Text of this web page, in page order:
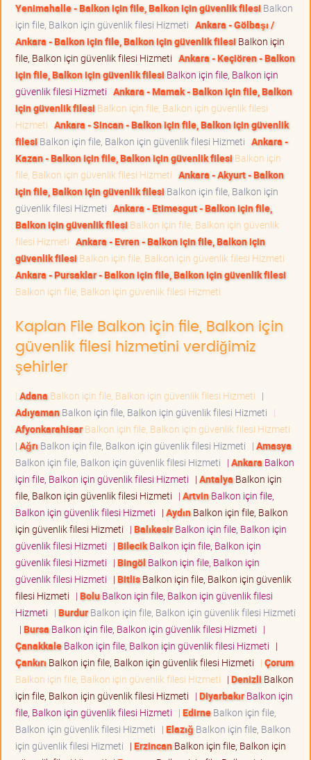
Yenimahalle - Balkon için file, Balkon için güvenlik filesi Balkon
için file, Balkon için güvenlik filesi Hizmeti Ankara - Gölbaşı /
Ankara - Balkon için file, Balkon için güvenlik filesi Balkon için
file, Balkon için güvenlik filesi Hizmeti Ankara - Keçiören - Balkon
için file, Balkon için güvenlik filesi Balkon için file, Balkon için
güvenlik filesi Hizmeti Ankara - Mamak - Balkon için file, Balkon
için güvenlik filesi Balkon için file, Balkon için güvenlik filesi
Hizmeti Ankara - Sincan - Balkon için file, Balkon için güvenlik
filesi Balkon için file, Balkon için güvenlik filesi Hizmeti Ankara -
Kazan - Balkon için file, Balkon için güvenlik filesi Balkon için
file, Balkon için güvenlik filesi Hizmeti Ankara - Akyurt - Balkon
için file, Balkon için güvenlik filesi Balkon için file, Balkon için
güvenlik filesi Hizmeti Ankara - Etimesgut - Balkon için file,
Balkon için güvenlik filesi Balkon için file, Balkon için güvenlik
filesi Hizmeti Ankara - Evren - Balkon için file, Balkon için
güvenlik filesi Balkon için file, Balkon için güvenlik filesi Hizmeti
Ankara - Pursaklar - Balkon için file, Balkon için güvenlik filesi
Balkon için file, Balkon için güvenlik filesi Hizmeti
Kaplan File Balkon için file, Balkon için
güvenlik filesi hizmetini verdiğimiz
şehirler
| Adana Balkon için file, Balkon için güvenlik filesi Hizmeti |
AdıyamanBalkon için file, Balkon için güvenlik filesi Hizmeti |
AfyonkarahisarBalkon için file, Balkon için güvenlik filesi Hizmeti
| Ağrı Balkon için file, Balkon için güvenlik filesi Hizmeti | Amasya
Balkon için file, Balkon için güvenlik filesi Hizmeti | Ankara Balkon
için file, Balkon için güvenlik filesi Hizmeti | Antalya Balkon için
file, Balkon için güvenlik filesi Hizmeti | ArtvinBalkon için file,
Balkon için güvenlik filesi Hizmeti | AydınBalkon için file, Balkon
için güvenlik filesi Hizmeti | BalıkesirBalkon için file, Balkon için
güvenlik filesi Hizmeti | BilecikBalkon için file, Balkon için
güvenlik filesi Hizmeti | Bingöl Balkon için file, Balkon için
güvenlik filesi Hizmeti | BitlisBalkon için file, Balkon için güvenlik
filesi Hizmeti | BoluBalkon için file, Balkon için güvenlik filesi
Hizmeti | BurdurBalkon için file, Balkon için güvenlik filesi Hizmeti
| Bursa Balkon için file, Balkon için güvenlik filesi Hizmeti |
ÇanakkaleBalkon için file, Balkon için güvenlik filesi Hizmeti |
Çankırı Balkon için file, Balkon için güvenlik filesi Hizmeti | Çorum
Balkon için file, Balkon için güvenlik filesi Hizmeti | Denizli Balkon
için file, Balkon için güvenlik filesi Hizmeti | DiyarbakırBalkon için
file, Balkon için güvenlik filesi Hizmeti | EdirneBalkon için file,
Balkon için güvenlik filesi Hizmeti | Elazığ Balkon için file, Balkon
için güvenlik filesi Hizmeti | ErzincanBalkon için file, Balkon için